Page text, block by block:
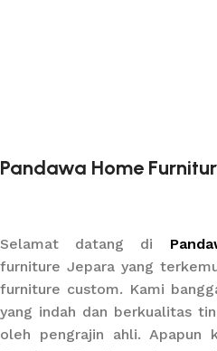
Pandawa Home
Selamat datang di
furniture Jepara yang
furniture custom. Kami
yang indah dan berkualitas
oleh pengrajin ahli. Apapun